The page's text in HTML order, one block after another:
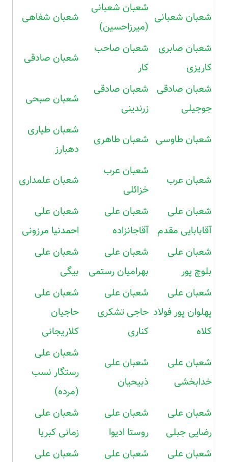
شعبان شعبانی
شعبان شعبانی
(میرزاحسین)
شعبان شفاهی
شعبان صابری
کاریزی
شعبان صاحب
کار
شعبان صادقی
شعبان صادقی
جوجیلی
شعبان صادقی
زرندینی
شعبان صبحی
شعبان طاوسی شعبان طاهری
شعبان طیاری
دهبارز
شعبان عرب
شعبان عرب
خزائلی
شعبان علمداری
شعبان علی
آقابابایی مقدم
شعبان علی
آقاجانزاده
شعبان علی
احمدنیا مرزونی
شعبان علی
بلوچ پور
شعبان علی
بهرامیان رستمی
شعبان علی
بیگی
شعبان علی
پهلوان پور فولاد
کلاه
شعبان علی
حاجی تشکری
کناری
شعبان علی
حاجیان
کلاریجانی
شعبان علی
خدابخشی
شعبان علی
ذبیحیان
شعبان علی
رستگار نسب
(مرده)
شعبان علی
رضایی جبلی
شعبان علی
روستا ادیوا
شعبان علی
زمانی کبریا
شعبان علی
شعبان علی
شعبان علی